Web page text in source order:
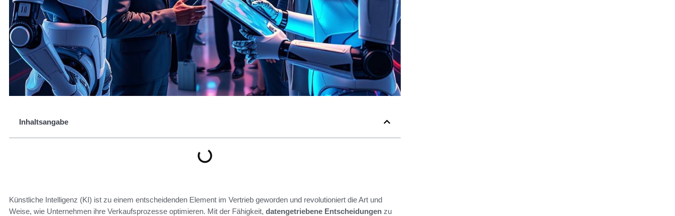
Inhaltsangabe
Künstliche Intelligenz (KI) ist zu einem entscheidenden Element im Vertrieb geworden und revolutioniert die Art und
Weise, wie Unternehmen ihre Verkaufsprozesse optimieren. Mit der Fähigkeit, datengetriebene Entscheidungen zu